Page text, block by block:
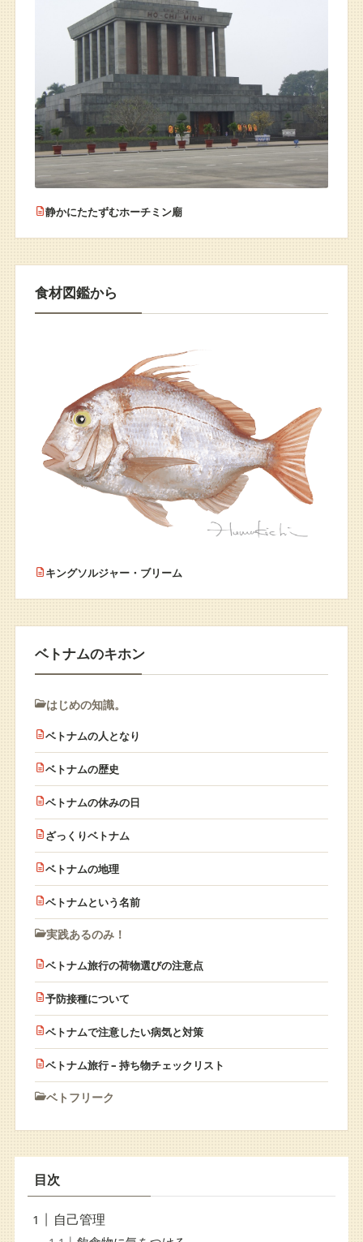
静かにたたずむホーチミン廟
食材図鑑から
キングソルジャー・ブリーム
ベトナムのキホン
はじめの知識。
ベトナムの人となり
ベトナムの歴史
ベトナムの休みの日
ざっくりベトナム
ベトナムの地理
ベトナムという名前
実践あるのみ！
ベトナム旅行の荷物選びの注意点
予防接種について
ベトナムで注意したい病気と対策
ベトナム旅行 – 持ち物チェックリスト
ベトフリーク
目次
自己管理